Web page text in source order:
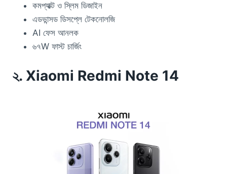
কমপ্যাক্ট ও স্লিম ডিজাইন
এডভান্সড ডিসপ্লে টেকনোলজি
AI ফেস আনলক
৬৭W ফাস্ট চার্জিং
২. Xiaomi Redmi Note 14